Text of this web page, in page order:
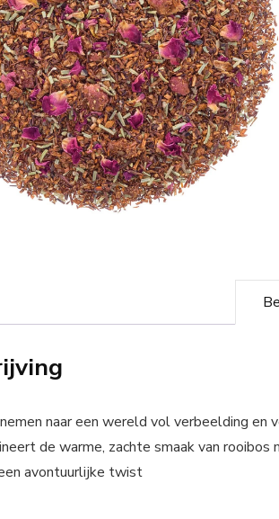
naar een wereld vol verbeelding
de warme, zachte smaak van
avontuurlijke twist